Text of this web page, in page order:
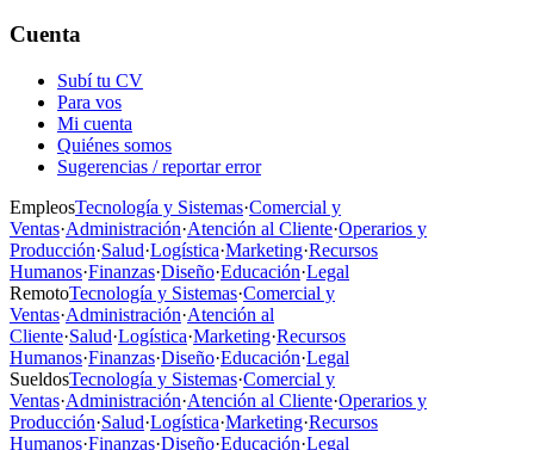
Cuenta
Subí tu CV
Para vos
Mi cuenta
Quiénes somos
Sugerencias / reportar error
EmpleosTecnología y Sistemas·Comercial y
Ventas·Administración·Atención al Cliente·Operarios y
Producción·Salud·Logística·Marketing·Recursos
Humanos·Finanzas·Diseño·Educación·Legal
RemotoTecnología y Sistemas·Comercial y
Ventas·Administración·Atención al
Cliente·Salud·Logística·Marketing·Recursos
Humanos·Finanzas·Diseño·Educación·Legal
SueldosTecnología y Sistemas·Comercial y
Ventas·Administración·Atención al Cliente·Operarios y
Producción·Salud·Logística·Marketing·Recursos
Humanos·Finanzas·Diseño·Educación·Legal